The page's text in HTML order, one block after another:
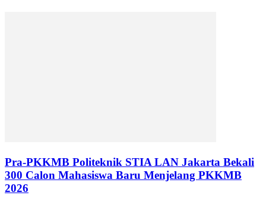
Pra-PKKMB Politeknik STIA LAN Jakarta Bekali
300 Calon Mahasiswa Baru Menjelang PKKMB
2026